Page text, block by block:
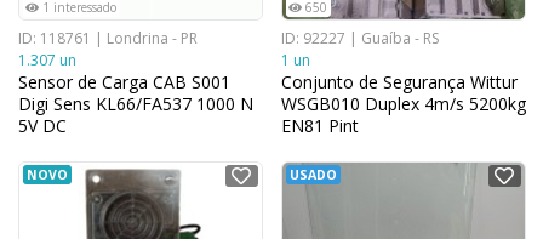
1 interessado
ID: 118761 | Londrina - PR
1.307 un
Sensor de Carga CAB S001
Digi Sens KL66/FA537 1000 N
5V DC
650
ID: 92227 | Guaíba - RS
1 un
Conjunto de Segurança Wittur
WSGB010 Duplex 4m/s 5200kg
EN81 Pint
NOVO USADO